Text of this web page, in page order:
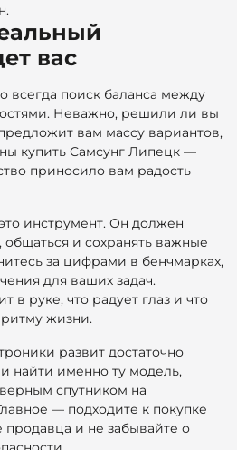
вас
всегда поиск баланса между
Неважно, решили ли вы
вам массу вариантов,
купить Самсунг Липецк —
приносило вам радость
инструмент. Он должен
общаться и сохранять важные
за цифрами в бенчмарках,
для ваших задач.
в руке, что радует глаз и что
ритму жизни.
развит достаточно
найти именно ту модель,
спутником на
— подходите к покупке
продавца и не забывайте о